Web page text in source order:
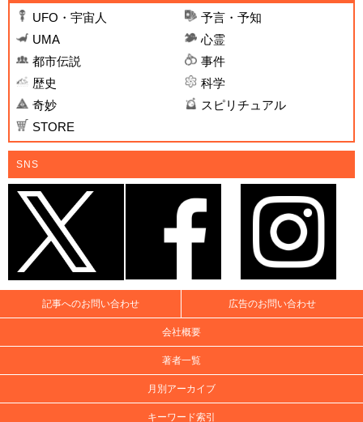
UFO・宇宙人
予言・予知
UMA
心霊
都市伝説
事件
歴史
科学
奇妙
スピリチュアル
STORE
SNS
記事へのお問い合わせ 広告のお問い合わせ
会社概要
著者一覧
月別アーカイブ
キーワード索引